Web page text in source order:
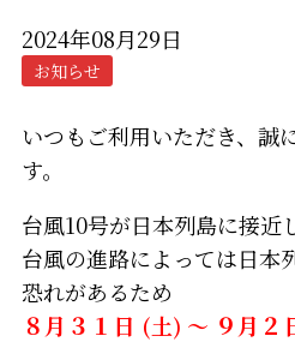
2024年08月29日
お知らせ
いつもご利用いただき、誠
す。
台風10号が日本列島に接近
台風の進路によっては日本
恐れがあるため
８月３１日 (土) ～ ９月２